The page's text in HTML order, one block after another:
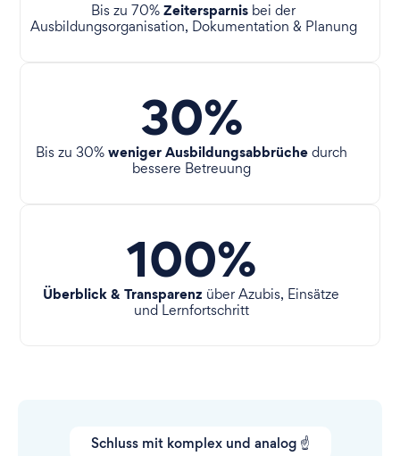
Bis zu 70%Zeitersparnis bei der
Ausbildungsorganisation, Dokumentation & Planung
30%
Bis zu 30%weniger Ausbildungsabbrüchedurch
bessere Betreuung
100%
Überblick & Transparenz über Azubis, Einsätze
und Lernfortschritt
Schluss mit komplex und analog ☝️